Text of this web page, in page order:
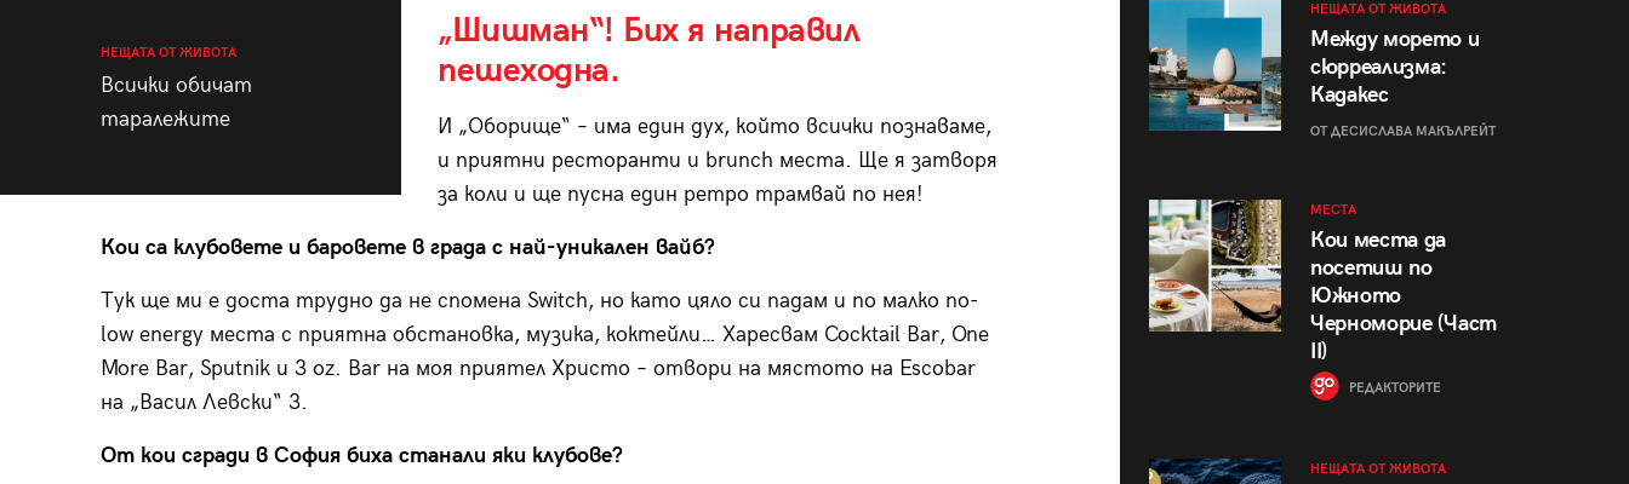
НЕЩАТА ОТ ЖИВОТА
Всички обичат
таралежите
„Шишман“! Бих я направил
пешеходна.
И „Оборище“ – има един дух, който всички познаваме,
и приятни ресторанти и brunch места. Ще я затворя
за коли и ще пусна един ретро трамвай по нея!
Кои са клубовете и баровете в града с най-уникален вайб?
Тук ще ми е доста трудно да не спомена Switch, но като цяло си падам и по малко по-
low energy места с приятна обстановка, музика, коктейли… Харесвам Cocktail Bar, One
More Bar, Sputnik и 3 oz. Bar на моя приятел Христо – отвори на мястото на Escobar
на „Васил Левски“ 3.
От кои сгради в София биха станали яки клубове?
НЕЩАТА ОТ ЖИВОТА
Между морето и
сюрреализма:
Кадакес
ОТ ДЕСИСЛАВА МАКЪЛРЕЙТ
МЕСТА
Кои места да
посетиш по
Южното
Черноморие (Част
II)
РЕДАКТОРИТЕ
НЕЩАТА ОТ ЖИВОТА